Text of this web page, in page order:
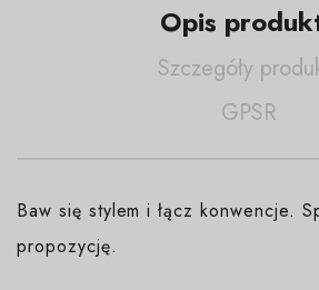
Opis
Szczegóły
GPSR
Baw się stylem i łącz konwencje.
propozycję.